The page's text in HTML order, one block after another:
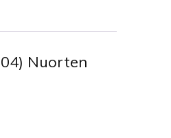
Nuorten